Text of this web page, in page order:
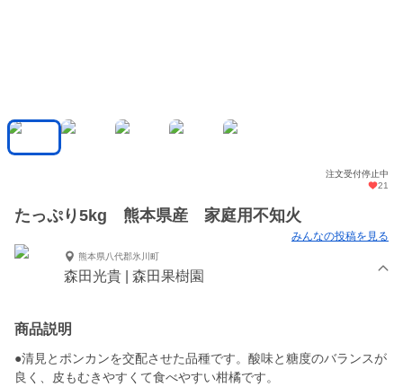
注文受付停止中
21
たっぷり5kg 熊本県産 家庭用不知火
みんなの投稿を見る
熊本県八代郡氷川町
森田光貴 | 森田果樹園
商品説明
●清見とポンカンを交配させた品種です。酸味と糖度のバランスが
良く、皮もむきやすくて食べやすい柑橘です。